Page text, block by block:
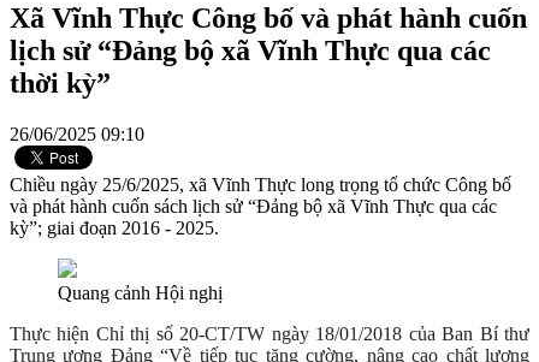
Xã Vĩnh Thực Công bố và phát hành cuốn
lịch sử “Đảng bộ xã Vĩnh Thực qua các
thời kỳ”
26/06/2025 09:10
Chiều ngày 25/6/2025, xã Vĩnh Thực long trọng tổ chức Công bố
và phát hành cuốn sách lịch sử “Đảng bộ xã Vĩnh Thực qua các
kỳ”; giai đoạn 2016 - 2025.
Quang cảnh Hội nghị
Thực hiện Chỉ thị số 20-CT/TW ngày 18/01/2018 của Ban Bí thư
Trung ương Đảng “Về tiếp tục tăng cường, nâng cao chất lượng